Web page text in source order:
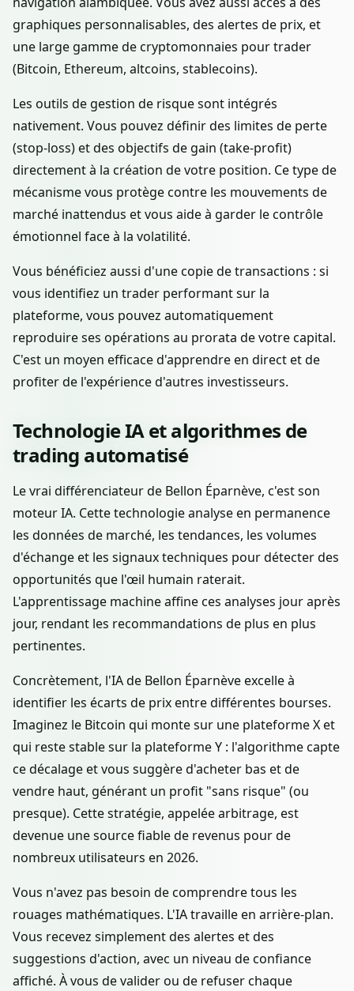
graphiques personnalisables, des alertes de prix, et
une large gamme de cryptomonnaies pour trader
(Bitcoin, Ethereum, altcoins, stablecoins).
Les outils de gestion de risque sont intégrés
nativement. Vous pouvez définir des limites de perte
(stop-loss) et des objectifs de gain (take-profit)
directement à la création de votre position. Ce type de
mécanisme vous protège contre les mouvements de
marché inattendus et vous aide à garder le contrôle
émotionnel face à la volatilité.
Vous bénéficiez aussi d'une copie de transactions : si
vous identifiez un trader performant sur la
plateforme, vous pouvez automatiquement
reproduire ses opérations au prorata de votre capital.
C'est un moyen efficace d'apprendre en direct et de
profiter de l'expérience d'autres investisseurs.
Technologie IA et algorithmes de
trading automatisé
Le vrai différenciateur de Bellon Éparnève, c'est son
moteur IA. Cette technologie analyse en permanence
les données de marché, les tendances, les volumes
d'échange et les signaux techniques pour détecter des
opportunités que l'œil humain raterait.
L'apprentissage machine affine ces analyses jour après
jour, rendant les recommandations de plus en plus
pertinentes.
Concrètement, l'IA de Bellon Éparnève excelle à
identifier les écarts de prix entre différentes bourses.
Imaginez le Bitcoin qui monte sur une plateforme X et
qui reste stable sur la plateforme Y : l'algorithme capte
ce décalage et vous suggère d'acheter bas et de
vendre haut, générant un profit "sans risque" (ou
presque). Cette stratégie, appelée arbitrage, est
devenue une source fiable de revenus pour de
nombreux utilisateurs en 2026.
Vous n'avez pas besoin de comprendre tous les
rouages mathématiques. L'IA travaille en arrière-plan.
Vous recevez simplement des alertes et des
suggestions d'action, avec un niveau de confiance
affiché. À vous de valider ou de refuser chaque